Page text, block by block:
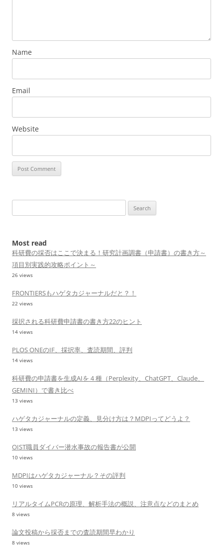
Name
Email
Website
for:
Most read
科研費の採否はここで決まる！研究計画調書（申請書）の書き方～
項目別実践的攻略ポイント～
26 views
FRONTIERSもハゲタカジャーナルだと？！
22 views
採択される科研費申請書の書き方22のヒント
14 views
PLOS ONEのIF、採択率、査読期間、評判
14 views
科研費の申請書を生成AIを４種（Perplexity、ChatGPT、Claude、
GEMINI）で書き比べ
13 views
ハゲタカジャーナルの定義、見分け方は？MDPIってどうよ？
13 views
OIST職員ダイバー潜水事故の報告書が公開
10 views
MDPIはハゲタカジャーナル？その評判
10 views
リアルタイムPCRの原理、解析手法の概説、注意点などのまとめ
8 views
論文投稿から採否までの査読期間早わかり
8 views